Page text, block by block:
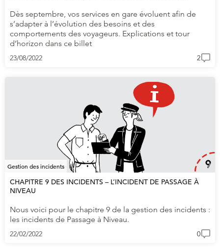
Dès septembre, vos services en gare évoluent afin de
s’adapter à l’évolution des besoins et des
comportements des voyageurs. Explications et tour
d’horizon dans ce billet
23/08/2022 2
Gestion des incidents
CHAPITRE 9 DES INCIDENTS – L’INCIDENT DE PASSAGE À
NIVEAU
Nous voici pour le chapitre 9 de la gestion des incidents :
les incidents de Passage à Niveau.
22/02/2022 0